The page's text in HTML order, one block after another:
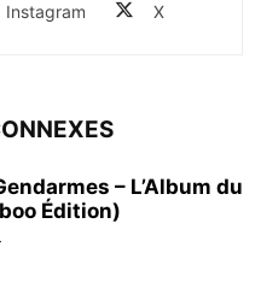
Instagram X
– L’Album du
Édition)